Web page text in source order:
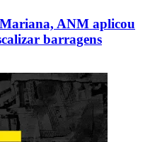
ANM aplicou
barragens